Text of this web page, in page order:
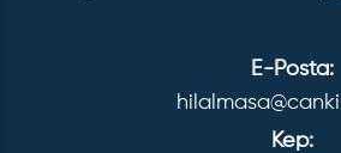
E-Posta:
Kep: